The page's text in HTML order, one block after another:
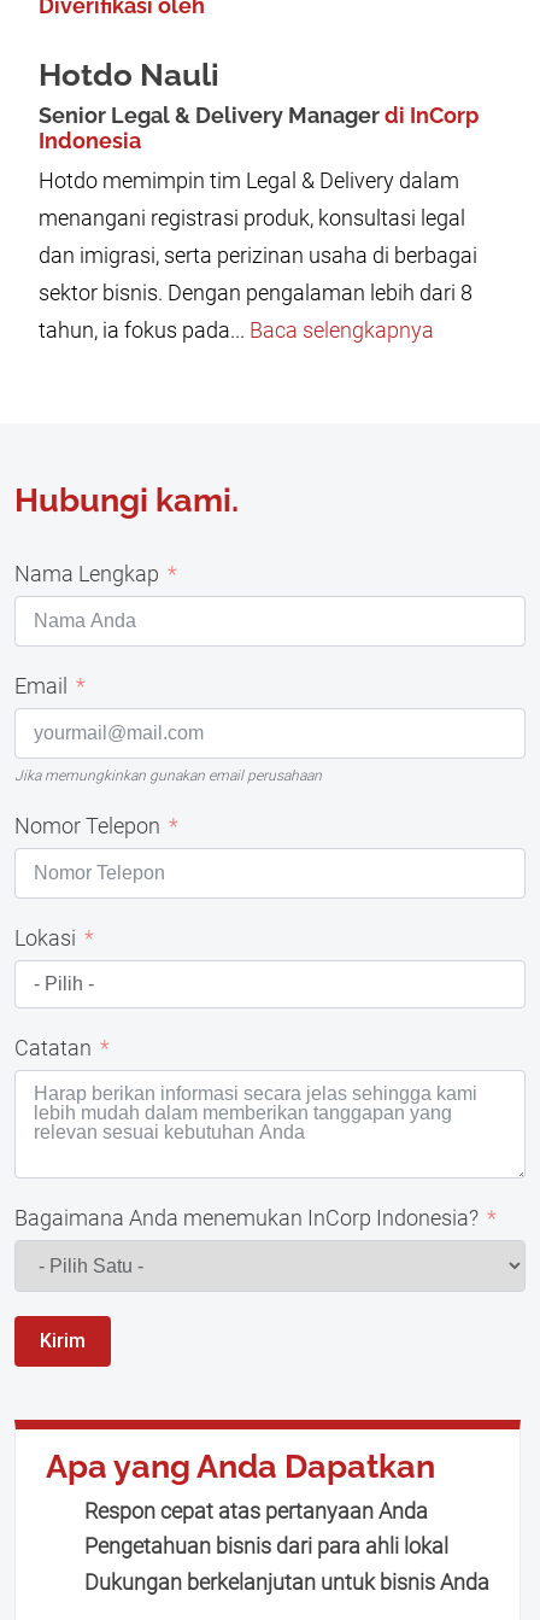
Diverifikasi oleh
Hotdo Nauli
Senior Legal & Delivery Managerdi InCorp
Indonesia
Hotdo memimpin tim Legal & Delivery dalam
menangani registrasi produk, konsultasi legal
dan imigrasi, serta perizinan usaha di berbagai
sektor bisnis. Dengan pengalaman lebih dari 8
tahun, ia fokus pada... Baca selengkapnya
Hubungi kami.
Nama Lengkap
Email
Jika memungkinkan gunakan email perusahaan
Nomor Telepon
Lokasi
Catatan
Bagaimana Anda menemukan InCorp Indonesia?
Kirim
Apa yang Anda Dapatkan
Respon cepat atas pertanyaan Anda
Pengetahuan bisnis dari para ahli lokal
Dukungan berkelanjutan untuk bisnis Anda